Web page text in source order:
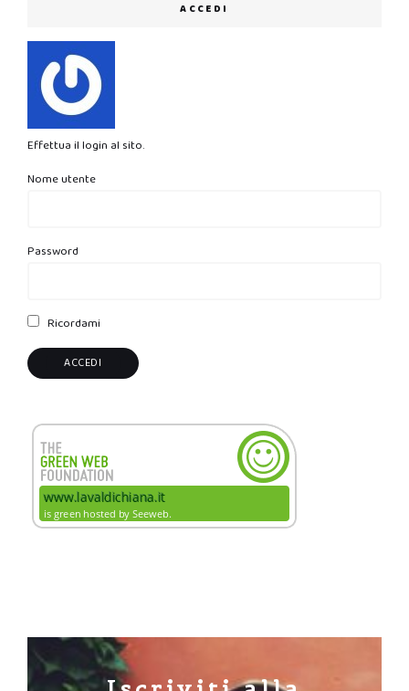
ACCEDI
Effettua il login al sito.
Nome utente
Password
Ricordami